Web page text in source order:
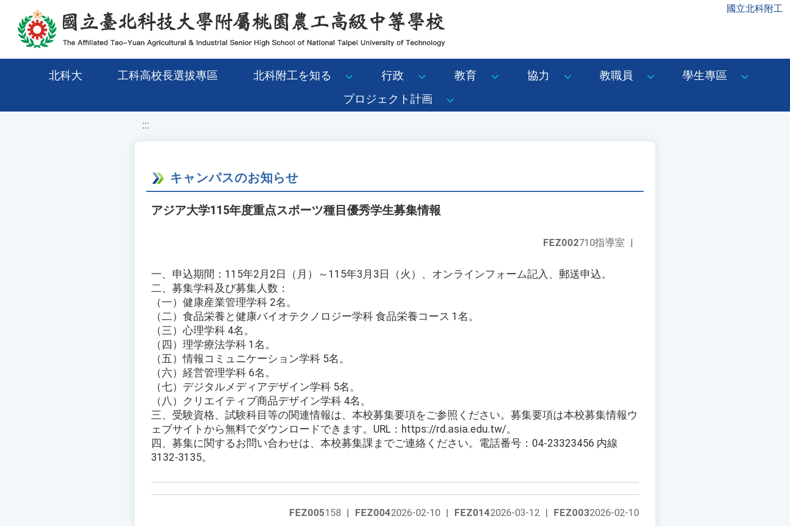
移至網頁之主要內容區位置 國立北科附工
北科大 工科高校長選拔專區 北科附工を知る 行政 教育 協力 教職員
學生專區
プロジェクト計画
:::
キャンパスのお知らせ
アジア大学115年度重点スポーツ種目優秀学生募集情報
FEZ002710指導室 |
一、申込期間：115年2月2日（月）～115年3月3日（火）、オンラインフォーム記入、郵送申込。
二、募集学科及び募集人数：
（一）健康産業管理学科 2名。
（二）食品栄養と健康バイオテクノロジー学科 食品栄養コース 1名。
（三）心理学科 4名。
（四）理学療法学科 1名。
（五）情報コミュニケーション学科 5名。
（六）経営管理学科 6名。
（七）デジタルメディアデザイン学科 5名。
（八）クリエイティブ商品デザイン学科 4名。
三、受験資格、試験科目等の関連情報は、本校募集要項をご参照ください。募集要項は本校募集情報ウ
ェブサイトから無料でダウンロードできます。URL：https://rd.asia.edu.tw/。
四、募集に関するお問い合わせは、本校募集課までご連絡ください。電話番号：04-23323456 内線
3132-3135。
FEZ0032026-02-10
FEZ0142026-03-12 |
FEZ0042026-02-10 |
FEZ005158 |